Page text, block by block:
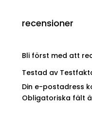
recensioner
Bli först med att
Testad av
Din e-postadress
Obligatoriska fält